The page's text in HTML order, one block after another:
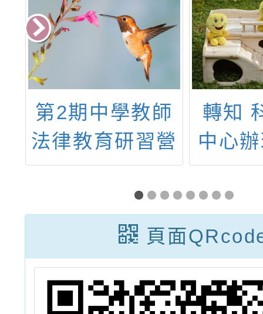
轉知 科學教育
中心辦理「114
學年度地球科學
教師【墾丁】增
能精進研習工作
坊」
轉知
教育
育中
課
頁面